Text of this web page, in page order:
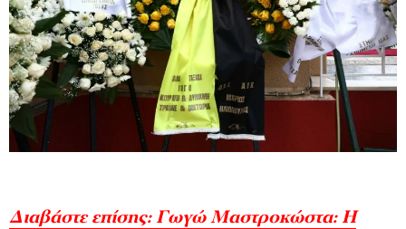
Διαβάστε επίσης: Γωγώ Μαστροκώστα: Η